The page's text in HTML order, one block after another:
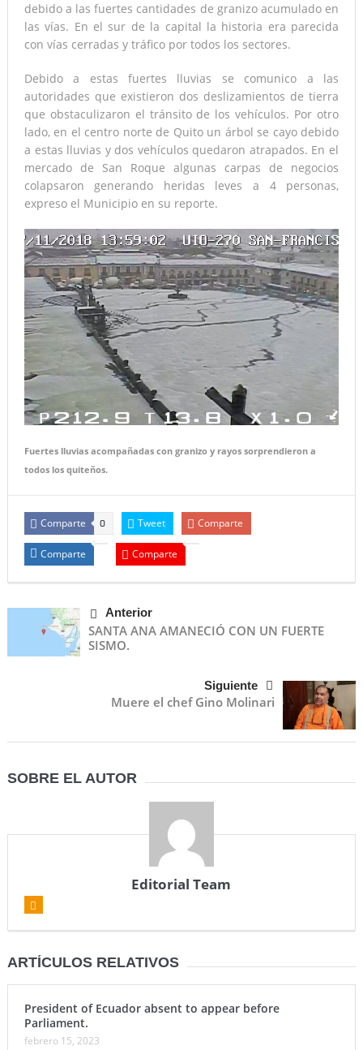
debido a las fuertes cantidades de granizo acumulado en
las vías. En el sur de la capital la historia era parecida
con vías cerradas y tráfico por todos los sectores.
Debido a estas fuertes lluvias se comunico a las
autoridades que existieron dos deslizamientos de tierra
que obstaculizaron el tránsito de los vehículos. Por otro
lado, en el centro norte de Quito un árbol se cayo debido
a estas lluvias y dos vehículos quedaron atrapados. En el
mercado de San Roque algunas carpas de negocios
colapsaron generando heridas leves a 4 personas,
expreso el Municipio en su reporte.
Fuertes lluvias acompañadas con granizo y rayos sorprendieron a
todos los quiteños.
Comparte 0 Tweet Comparte
Comparte Comparte
Anterior
SANTA ANA AMANECIÓ CON UN FUERTE
SISMO.
Siguiente
Muere el chef Gino Molinari
SOBRE EL AUTOR
Editorial Team
ARTÍCULOS RELATIVOS
President of Ecuador absent to appear before
Parliament.
febrero 15, 2023